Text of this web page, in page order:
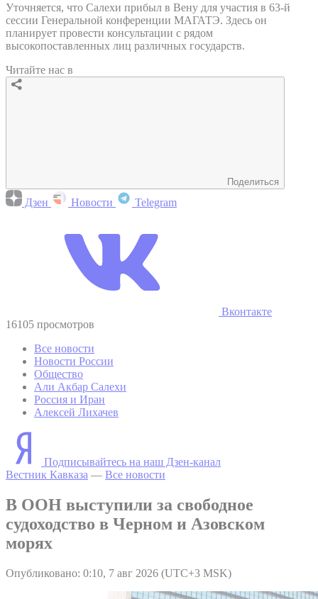
Уточняется, что Салехи прибыл в Вену для участия в 63-й
сессии Генеральной конференции МАГАТЭ. Здесь он
планирует провести консультации с рядом
высокопоставленных лиц различных государств.
Читайте нас в
Поделиться
Дзен Новости Telegram
Вконтакте
16105 просмотров
Все новости
Новости России
Общество
Али Акбар Салехи
Россия и Иран
Алексей Лихачев
Подписывайтесь на наш Дзен-канал
Вестник Кавказа — Все новости
В ООН выступили за свободное
судоходство в Черном и Азовском
морях
Опубликовано: 0:10, 7 авг 2026 (UTC+3 MSK)